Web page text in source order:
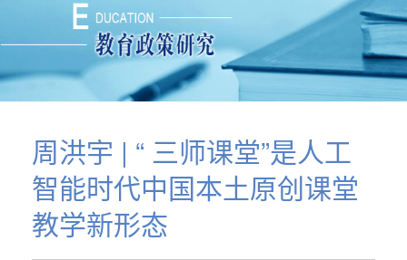
周洪宇 | “ 三师课堂”是人工
智能时代中国本土原创课堂
教学新形态